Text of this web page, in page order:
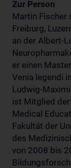
Zur Person
Martin Fischer
Freiburg,
an der Albert-
er einen
Venia legendi
Ludwig-
ist Mitglied
Medical
Fakultät der
des
von 2008 bis